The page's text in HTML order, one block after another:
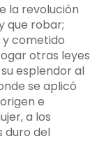
la revolución
que robar;
cometido
otras leyes
esplendor al
se aplicó
e
a los
duro del